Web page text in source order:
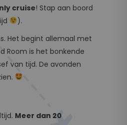
cruise! Stap aan boord
).
Het begint allemaal met
Room is het bonkende
van tijd. De avonden
Meer dan 20